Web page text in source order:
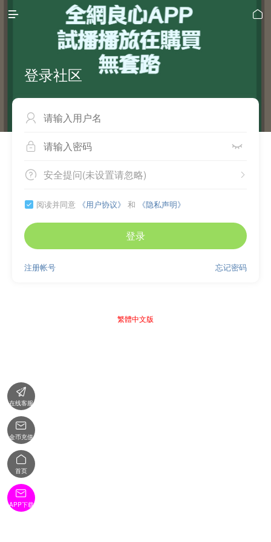
 
登录社区

 
 
安全提问(未设置请忽略)
 阅读并同意 《用户协议》 和 《隐私声明》
登录
忘记密码
注册帐号
繁體中文版

在线客服

金币充值

首页

APP下载